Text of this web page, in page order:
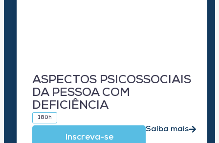
ASPECTOS PSICOSSOCIAIS
DA PESSOA COM
DEFICIÊNCIA
180h
Inscreva-se
Saiba mais